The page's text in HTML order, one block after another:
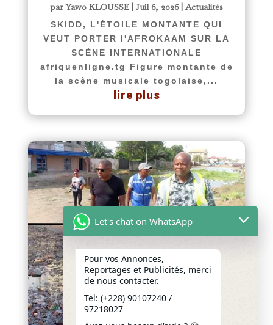
parYawo KLOUSSE| Juil 6, 2026|Actualités
SKIDD, L'ÉTOILE MONTANTE QUI
VEUT PORTER l'AFROKAAM SUR LA
SCÈNE INTERNATIONALE
afriquenligne.tg Figure montante de
la scène musicale togolaise,...
lire plus
Let's chat on WhatsApp
Pour vos Annonces,
Reportages et Publicités, merci
de nous contacter.
Tel: (+228) 90107240 /
97218027